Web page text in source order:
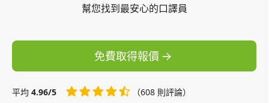
幫您找到最安心的口譯員
免費取得報價
平均 4.96/5
（608 則評論）